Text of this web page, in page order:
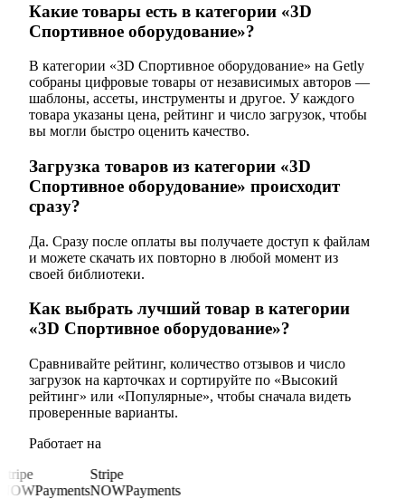
Какие товары есть в категории «3D
Спортивное оборудование»?
В категории «3D Спортивное оборудование» на Getly
собраны цифровые товары от независимых авторов —
шаблоны, ассеты, инструменты и другое. У каждого
товара указаны цена, рейтинг и число загрузок, чтобы
вы могли быстро оценить качество.
Загрузка товаров из категории «3D
Спортивное оборудование» происходит
сразу?
Да. Сразу после оплаты вы получаете доступ к файлам
и можете скачать их повторно в любой момент из
своей библиотеки.
Как выбрать лучший товар в категории
«3D Спортивное оборудование»?
Сравнивайте рейтинг, количество отзывов и число
загрузок на карточках и сортируйте по «Высокий
рейтинг» или «Популярные», чтобы сначала видеть
проверенные варианты.
Работает на
Stripe
NOWPayments
Stripe
NOWPayments